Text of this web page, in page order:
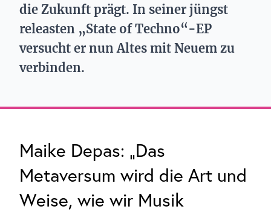
die Zukunft prägt. In seiner jüngst
releasten „State of Techno“-EP
versucht er nun Altes mit Neuem zu
verbinden.
Maike Depas: „Das
Metaversum wird die Art und
Weise, wie wir Musik